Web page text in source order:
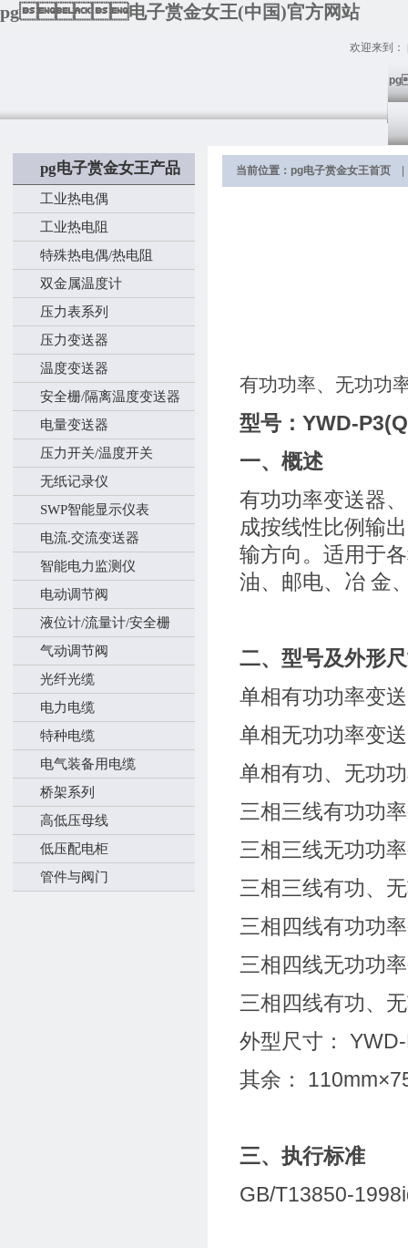
pg电子赏金女王(中国)官方网站
欢迎来到：
pg电子赏金女王产品
工业热电偶
工业热电阻
特殊热电偶/热电阻
双金属温度计
压力表系列
压力变送器
温度变送器
安全栅/隔离温度变送器
电量变送器
压力开关/温度开关
无纸记录仪
SWP智能显示仪表
电流.交流变送器
智能电力监测仪
电动调节阀
液位计/流量计/安全栅
气动调节阀
光纤光缆
电力电缆
特种电缆
电气装备用电缆
桥架系列
高低压母线
低压配电柜
管件与阀门
当前位置： pg电子赏金女王首页
有功功率、无功功
型号：YWD-
一、概述
有功功率变送器
成按线性比例输
输方向。适用于
油、邮电、冶 金
二、型号及外形
单相有功功率变
单相无功功率变
单相有功、无功
三相三线有功功
三相三线无功功
三相三线有功、
三相四线有功功
三相四线无功功
三相四线有功、
外型尺寸：
其余：
三、执行标准
GB/T13850-